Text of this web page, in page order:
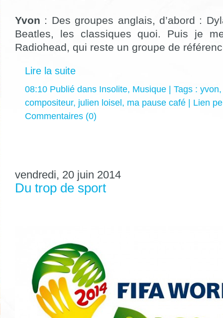
Yvon : Des groupes anglais, d’abord :
Beatles, les classiques quoi. Puis je
Radiohead, qui reste un groupe de
Lire la suite
08:10 Publié dans Insolite, Musique | Tags : yvon
compositeur, julien loisel, ma pause café | Lien
Commentaires (0)
vendredi, 20 juin 2014
Du trop de sport